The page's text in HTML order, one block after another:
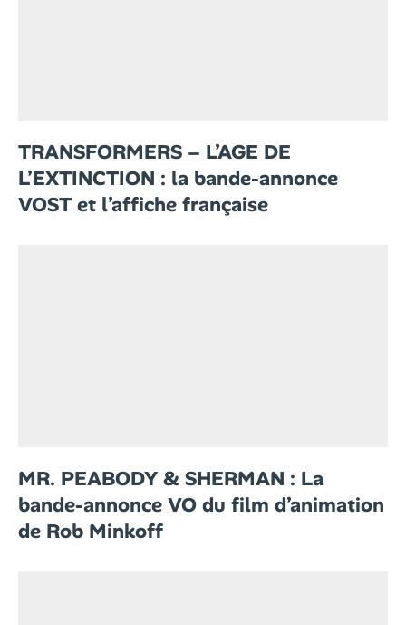
TRANSFORMERS – L’AGE DE
L’EXTINCTION : la bande-annonce
VOST et l’affiche française
MR. PEABODY & SHERMAN : La
bande-annonce VO du film d’animation
de Rob Minkoff